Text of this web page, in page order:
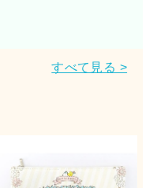
すべて見る >